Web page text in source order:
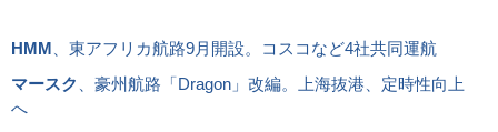
HMM 、東アフリカ航路9月開設。コスコなど4社共同運航
マースク
、豪州航路「Dragon」改編。上海抜港、定時性向上
へ